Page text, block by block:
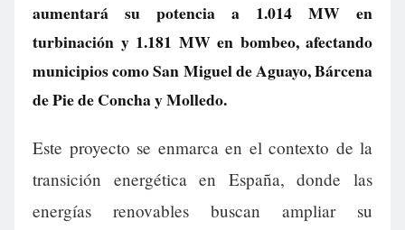
aumentará su potencia a 1.014 MW en
turbinación y 1.181 MW en bombeo, afectando
municipios como San Miguel de Aguayo, Bárcena
de Pie de Concha y Molledo.
Este proyecto se enmarca en el contexto de la
transición energética en España, donde las
energías renovables buscan ampliar su